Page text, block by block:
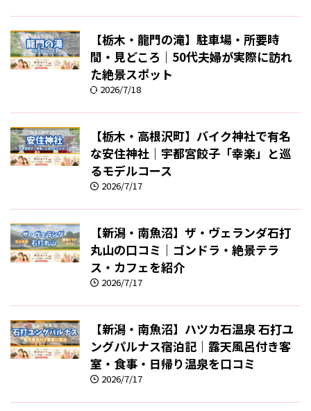
【栃木・龍門の滝】駐車場・所要時
間・見どころ｜50代夫婦が実際に訪れ
た絶景スポット
2026/7/18
【栃木・高根沢町】バイク神社で有名
な安住神社｜宇都宮餃子「幸楽」と巡
るモデルコース
2026/7/17
【新潟・南魚沼】ザ・ヴェランダ石打
丸山の口コミ｜ゴンドラ・絶景テラ
ス・カフェを紹介
2026/7/17
【新潟・南魚沼】ハツカ石温泉 石打ユ
ングパルナス宿泊記｜露天風呂付き客
室・食事・日帰り温泉を口コミ
2026/7/17